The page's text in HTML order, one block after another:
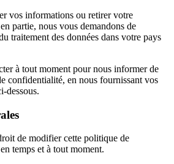
vos informations ou retirer votre
partie, nous vous demandons de
traitement des données dans votre pays
à tout moment pour nous informer de
confidentialité, en nous fournissant vos
dessous.
de modifier cette politique de
temps et à tout moment.